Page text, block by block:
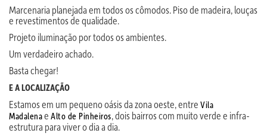
Marcenaria planejada em todos os cômodos. Piso de madeira, louças
e revestimentos de qualidade.
Projeto iluminação por todos os ambientes.
Um verdadeiro achado.
Basta chegar!
E A LOCALIZAÇÃO
Estamos em um pequeno oásis da zona oeste, entre Vila
Madalenae Alto de Pinheiros, dois bairros com muito verde e infra-
estrutura para viver o dia a dia.